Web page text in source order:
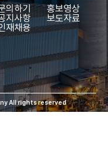
의하기
지사항
재채용
홍보영상
보도자료
All rights reserved